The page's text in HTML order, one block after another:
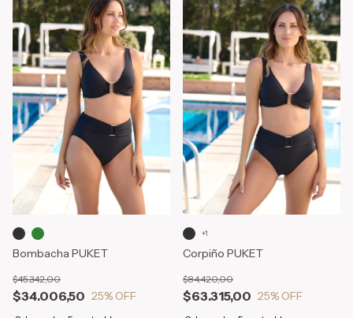
Bombacha PUKET
$34.006,50
$45.342,00
25% OFF
Corpiño PUKET
$63.315,00
$84.420,00
25% OFF
+1